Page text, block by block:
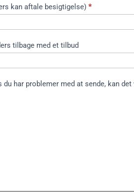
kan aftale besigtigelse) *
tilbage med et tilbud
har problemer med at sende, kan